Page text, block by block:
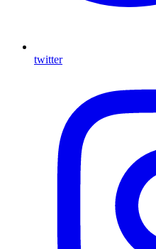
twitter